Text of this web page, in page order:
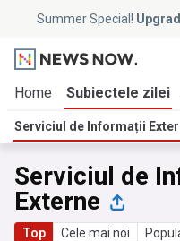
Summer Special!
Home Subiectele zilei
Serviciul de Informații
Serviciul de
Externe
Top Cele mai noi